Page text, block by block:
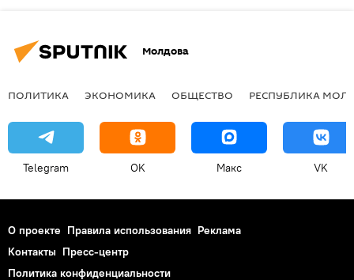
Молдова
ПОЛИТИКА ЭКОНОМИКА ОБЩЕСТВО РЕСПУБЛИКА
Telegram OK Макс VK
О проекте Правила использования Реклама
Контакты Пресс-центр
Политика конфиденциальности